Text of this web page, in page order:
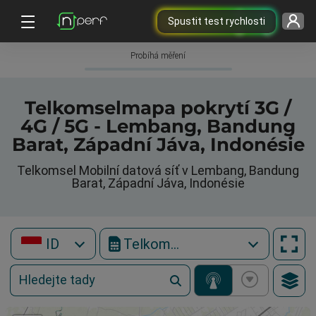
Spustit test rychlosti
Probíhá měření
Telkomselmapa pokrytí 3G /
4G / 5G - Lembang, Bandung
Barat, Západní Jáva, Indonésie
Telkomsel Mobilní datová síť v Lembang, Bandung
Barat, Západní Jáva, Indonésie
ID Telkomsel